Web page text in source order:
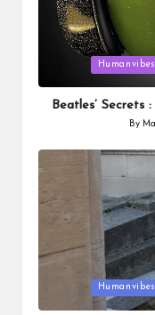
Beatles’ Secrets
Posted
By